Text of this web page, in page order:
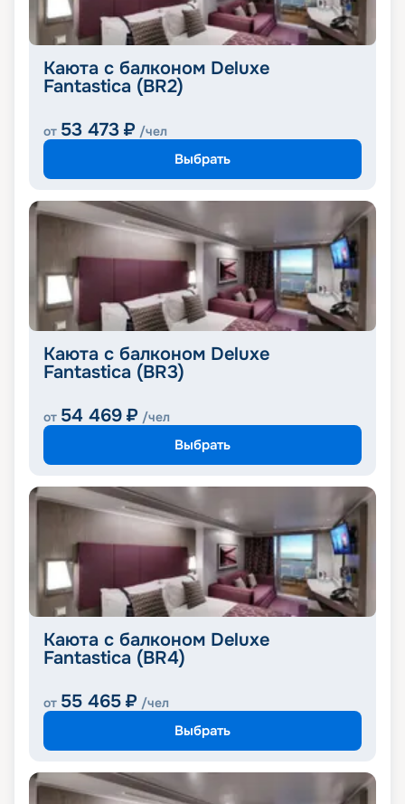
Каюта с балконом Deluxe
Fantastica (BR2)
от 53 473 ₽ /чел
Выбрать
Каюта с балконом Deluxe
Fantastica (BR3)
от 54 469 ₽ /чел
Выбрать
Каюта с балконом Deluxe
Fantastica (BR4)
от 55 465 ₽ /чел
Выбрать